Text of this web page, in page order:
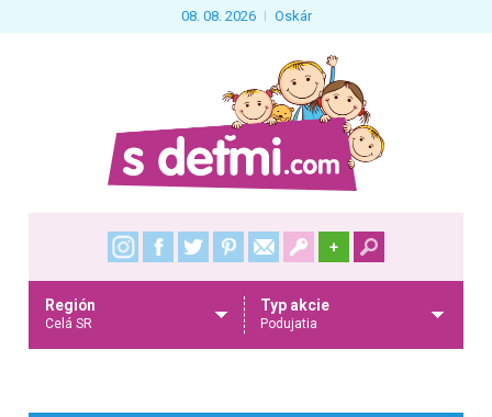
08. 08. 2026 Oskár
+
Región
Celá SR
Typ akcie
Podujatia